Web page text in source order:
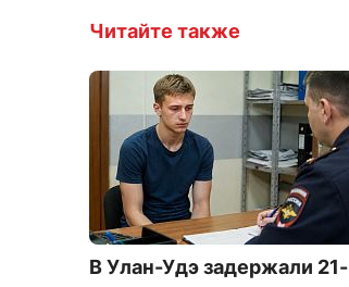
Читайте также
В Улан-Удэ задержали 21-